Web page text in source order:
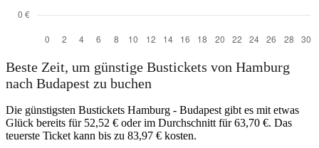
Beste Zeit, um günstige Bustickets von Hamburg
nach Budapest zu buchen
Die günstigsten Bustickets Hamburg - Budapest gibt es mit etwas
Glück bereits für 52,52 € oder im Durchschnitt für 63,70 €. Das
teuerste Ticket kann bis zu 83,97 € kosten.